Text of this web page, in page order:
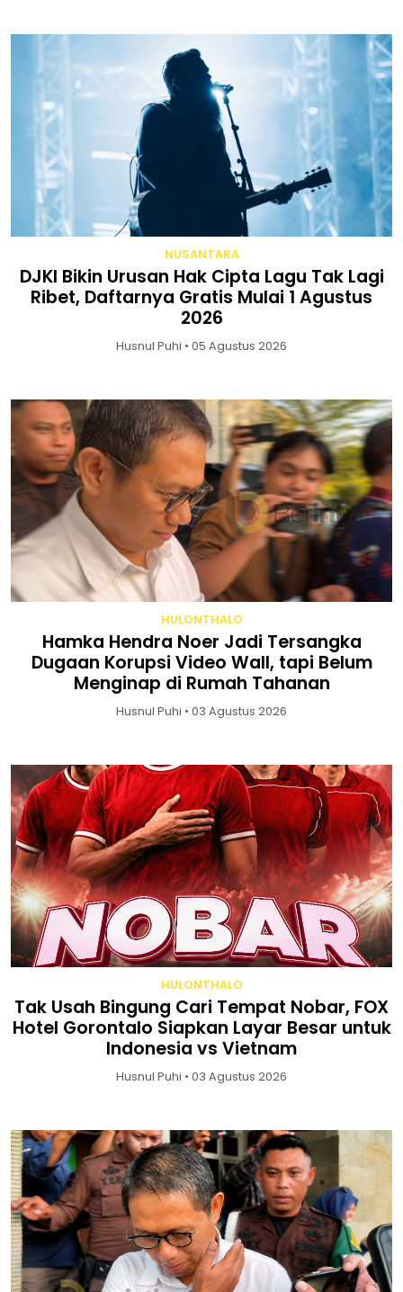
NUSANTARA
DJKI Bikin Urusan Hak Cipta Lagu Tak Lagi
Ribet, Daftarnya Gratis Mulai 1 Agustus
2026
Husnul Puhi • 05 Agustus 2026
HULONTHALO
Hamka Hendra Noer Jadi Tersangka
Dugaan Korupsi Video Wall, tapi Belum
Menginap di Rumah Tahanan
Husnul Puhi • 03 Agustus 2026
HULONTHALO
Tak Usah Bingung Cari Tempat Nobar, FOX
Hotel Gorontalo Siapkan Layar Besar untuk
Indonesia vs Vietnam
Husnul Puhi • 03 Agustus 2026